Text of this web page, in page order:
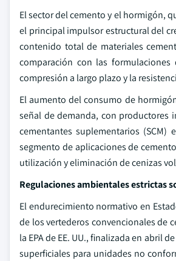
El sector del cemento y el hormigón,
el principal impulsor estructural del
contenido total de materiales
comparación con las
compresión a largo plazo y la
El aumento del consumo de
señal de demanda, con productores
cementantes suplementarios
segmento de aplicaciones de
utilización y eliminación de cenizas
Regulaciones ambientales estrictas
El endurecimiento normativo en
de los vertederos convencionales de
la EPA de EE. UU., finalizada en abril
superficiales para unidades no